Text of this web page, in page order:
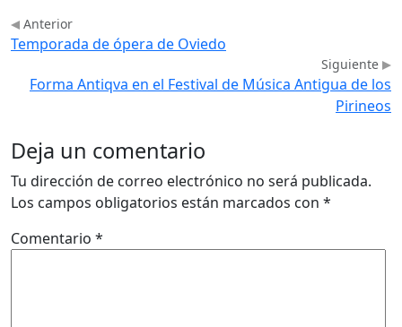
Anterior
Temporada de ópera de Oviedo
Siguiente
Forma Antiqva en el Festival de Música Antigua de los
Pirineos
Deja un comentario
Tu dirección de correo electrónico no será publicada.
Los campos obligatorios están marcados con *
Comentario *